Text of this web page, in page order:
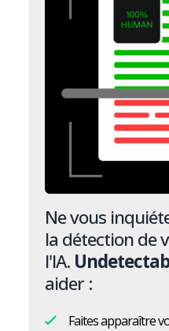
Ne vous
la détection de
l'IA.
aider :
Faites apparaître